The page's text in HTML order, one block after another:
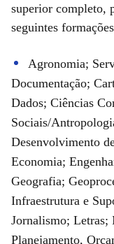
superior completo,
seguintes
Agronomia;
Documentação;
Dados; Ciências
Sociais/
Desenvolvimento
Economia;
Geografia;
Infraestrutura e
Jornalismo; Letras;
Planejamento,